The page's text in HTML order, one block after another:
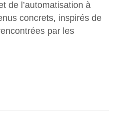
de l’automatisation à
concrets, inspirés de
par les